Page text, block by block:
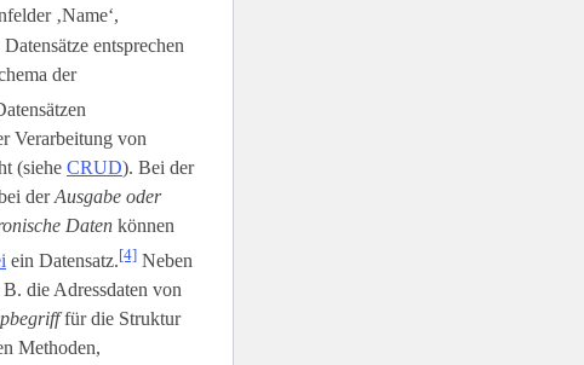
‚Name‘,
entsprechen
der
Verarbeitung von
(siehe CRUD). Bei der
derAusgabe oder
Daten können
ein Datensatz.[4] Neben
die Adressdaten von
für die Struktur
Methoden,